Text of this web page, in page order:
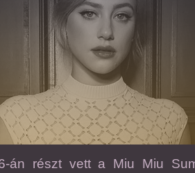
án részt vett a Miu Miu